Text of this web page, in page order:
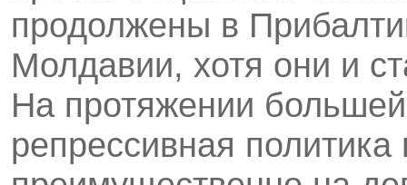
продолжены в
Молдавии, хотя они и
На протяжении
репрессивная